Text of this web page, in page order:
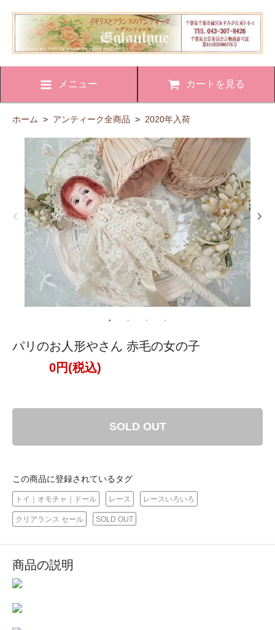
メニュー カートを見る
ホーム > アンティーク全商品 > 2020年入荷
パリのお人形やさん 赤毛の女の子
0円(税込)
SOLD OUT
この商品に登録されているタグ
トイ｜オモチャ｜ドール レース レースいろいろ
クリアランス セール SOLD OUT
商品の説明